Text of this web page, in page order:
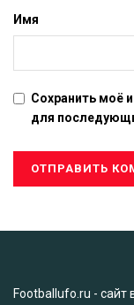
Имя
Сохранить моё
для
Footballufo.ru -